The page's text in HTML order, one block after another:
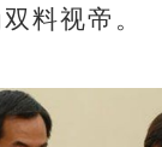
料视帝。